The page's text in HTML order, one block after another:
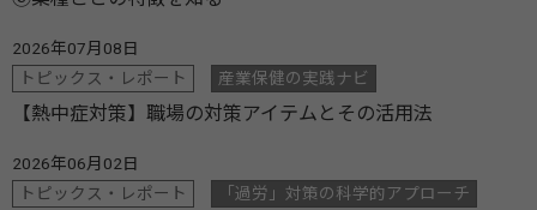
2026年07月08日
トピックス・レポート
産業保健の実践ナビ
【熱中症対策】職場の対策アイテムとその活用法
2026年06月02日
トピックス・レポート
「過労」対策の科学的アプローチ